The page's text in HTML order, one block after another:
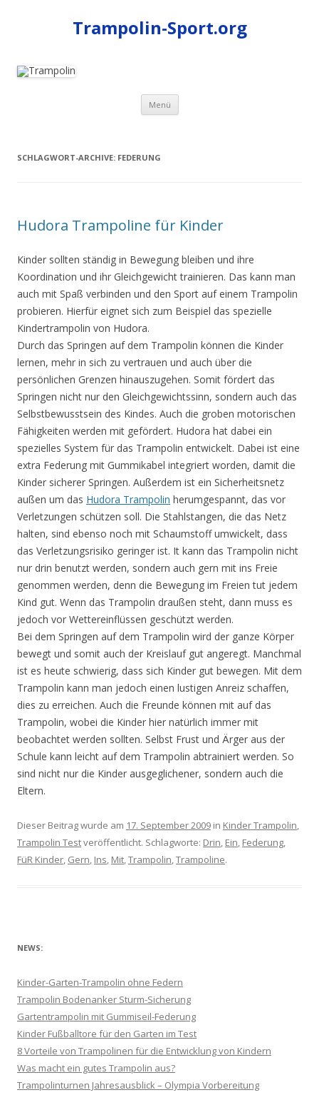
Trampolin-Sport.org
Menü Zum
springen
SCHLAGWORT-ARCHIVE: FEDERUNG
Hudora Trampoline für Kinder
Kinder sollten ständig in Bewegung bleiben und ihre
Koordination und ihr Gleichgewicht trainieren. Das kann man
auch mit Spaß verbinden und den Sport auf einem Trampolin
probieren. Hierfür eignet sich zum Beispiel das spezielle
Kindertrampolin von Hudora.
Durch das Springen auf dem Trampolin können die Kinder
lernen, mehr in sich zu vertrauen und auch über die
persönlichen Grenzen hinauszugehen. Somit fördert das
Springen nicht nur den Gleichgewichtssinn, sondern auch das
Selbstbewusstsein des Kindes. Auch die groben motorischen
Fähigkeiten werden mit gefördert. Hudora hat dabei ein
spezielles System für das Trampolin entwickelt. Dabei ist eine
extra Federung mit Gummikabel integriert worden, damit die
Kinder sicherer Springen. Außerdem ist ein Sicherheitsnetz
außen um das Hudora Trampolin herumgespannt, das vor
Verletzungen schützen soll. Die Stahlstangen, die das Netz
halten, sind ebenso noch mit Schaumstoff umwickelt, dass
das Verletzungsrisiko geringer ist. It kann das Trampolin nicht
nur drin benutzt werden, sondern auch gern mit ins Freie
genommen werden, denn die Bewegung im Freien tut jedem
Kind gut. Wenn das Trampolin draußen steht, dann muss es
jedoch vor Wettereinflüssen geschützt werden.
Bei dem Springen auf dem Trampolin wird der ganze Körper
bewegt und somit auch der Kreislauf gut angeregt. Manchmal
ist es heute schwierig, dass sich Kinder gut bewegen. Mit dem
Trampolin kann man jedoch einen lustigen Anreiz schaffen,
dies zu erreichen. Auch die Freunde können mit auf das
Trampolin, wobei die Kinder hier natürlich immer mit
beobachtet werden sollten. Selbst Frust und Ärger aus der
Schule kann leicht auf dem Trampolin abtrainiert werden. So
sind nicht nur die Kinder ausgeglichener, sondern auch die
Eltern.
Dieser Beitrag wurde am 17. September 2009 in Kinder Trampolin,
Trampolin Testveröffentlicht. Schlagworte: Drin, Ein, Federung,
FüR Kinder, Gern, Ins, Mit,Trampolin,Trampoline.
NEWS:
Kinder-Garten-Trampolin ohne Federn
Trampolin Bodenanker Sturm-Sicherung
Gartentrampolin mit Gummiseil-Federung
Kinder Fußballtore für den Garten im Test
8 Vorteile von Trampolinen für die Entwicklung von Kindern
Was macht ein gutes Trampolin aus?
Trampolinturnen Jahresausblick – Olympia Vorbereitung